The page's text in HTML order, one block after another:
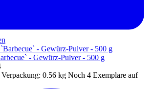
- Gewürz-Pulver - 500 g
0.56 kg Noch 4 Exemplare auf